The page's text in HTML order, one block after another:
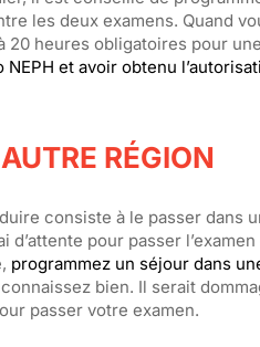
les deux examens. Quand
heures obligatoires pour
et avoir obtenu
RÉGION
consiste à le passer dans
pour passer
programmez un séjour dans
bien. Il serait
passer votre examen.